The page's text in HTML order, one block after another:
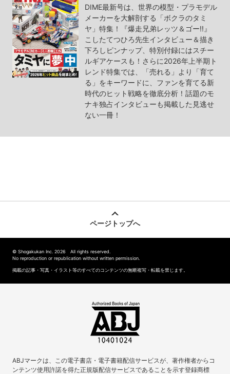
DIME最新号は、世界の模型・プラモデル
メーカーを大解剖する「ボクラのタミ
ヤ」特集！『爆走兄弟レッツ＆ゴー!!』
こしたてつひろ先生インタビュー＆描き
下ろしピンナップ、特別付録にはスチー
ルギアケースも！さらに2026年上半期ト
レンド特集では、「売れる」より「育て
る」をキーワードに、ファンを育てる新
時代のヒット戦略を徹底分析！話題のモ
ナキ独占インタビューも掲載した見逃せ
ない一冊！
ページトップへ
© Shogakukan Inc. 2026 All rights reserved.
No reproduction or republication without written permission.
掲載の記事・写真・イラスト等のすべてのコンテンツの無断複写・転載を禁じます。
ABJマークは、この電子書店・電子書籍配信サービスが、著作権者からコ
ンテンツ使用許諾を得た正規版配信サービスであることを示す登録商標